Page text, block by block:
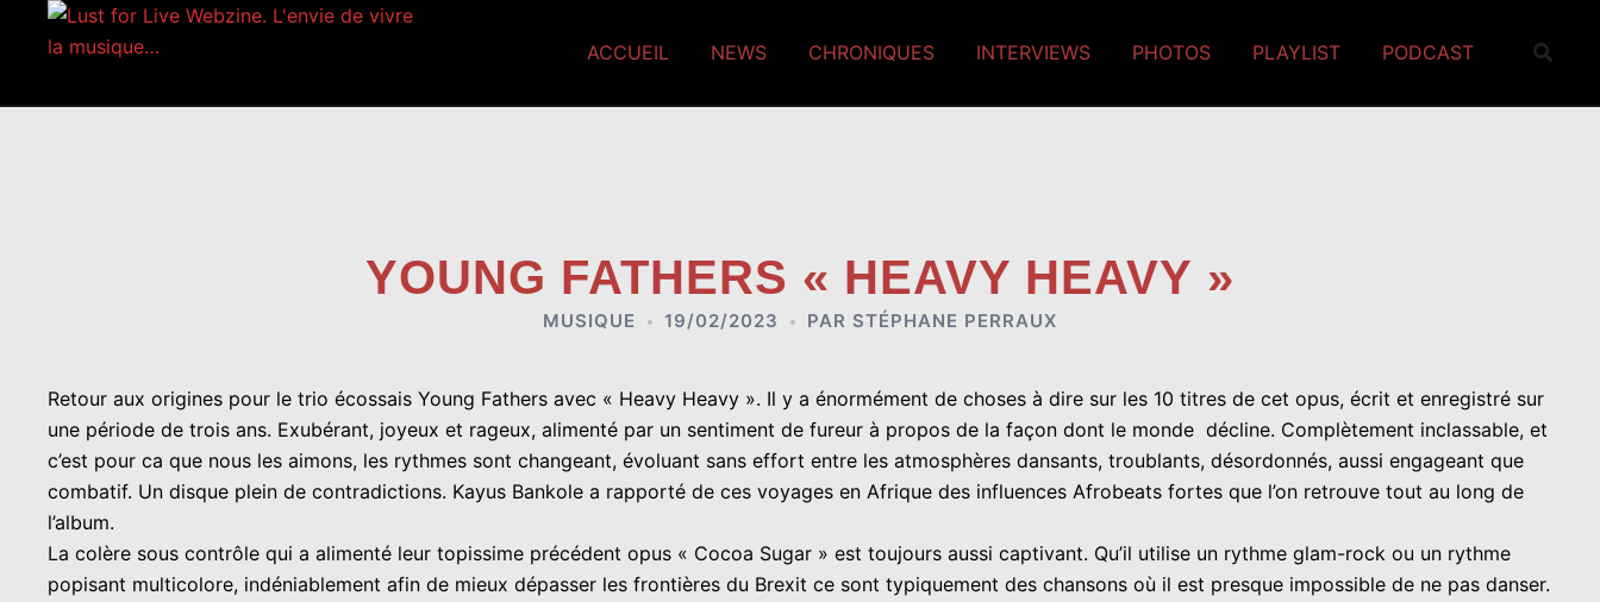
ACCUEIL NEWS CHRONIQUES INTERVIEWS PHOTOS PLAYLIST PODCAST
YOUNG FATHERS « HEAVY HEAVY »
MUSIQUE 19/02/2023 PAR STÉPHANE PERRAUX
Retour aux origines pour le trio écossais Young Fathers avec « Heavy Heavy ». Il y a énormément de choses à dire sur les 10 titres de cet opus, écrit et enregistré sur
une période de trois ans. Exubérant, joyeux et rageux, alimenté par un sentiment de fureur à propos de la façon dont le monde décline. Complètement inclassable, et
c’est pour ca que nous les aimons, les rythmes sont changeant, évoluant sans effort entre les atmosphères dansants, troublants, désordonnés, aussi engageant que
combatif. Un disque plein de contradictions. Kayus Bankole a rapporté de ces voyages en Afrique des influences Afrobeats fortes que l’on retrouve tout au long de
l’album.
La colère sous contrôle qui a alimenté leur topissime précédent opus « Cocoa Sugar » est toujours aussi captivant. Qu’il utilise un rythme glam-rock ou un rythme
popisant multicolore, indéniablement afin de mieux dépasser les frontières du Brexit ce sont typiquement des chansons où il est presque impossible de ne pas danser.